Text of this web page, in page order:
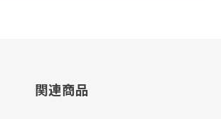
関連商品